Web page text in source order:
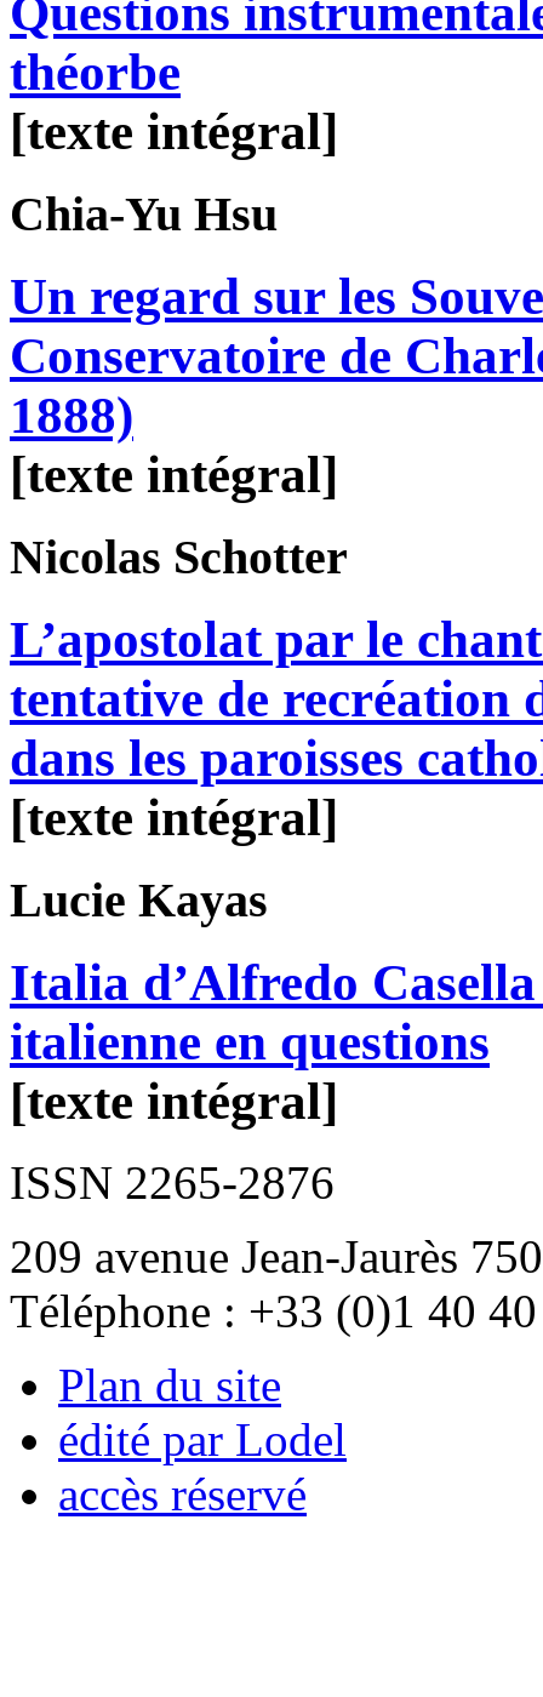
Questions
théorbe
[texte intégral]
Chia-Yu Hsu
Un regard sur les
Conservatoire de
1888)
[texte intégral]
Nicolas Schotter
L’apostolat par le
tentative de recréation
dans les paroisses
[texte intégral]
Lucie Kayas
Italia d’Alfredo
italienne en questions
[texte intégral]
ISSN 2265-2876
209 avenue Jean-Jaurès
Téléphone : +33 (0)1 40
Plan du site
édité par Lodel
accès réservé